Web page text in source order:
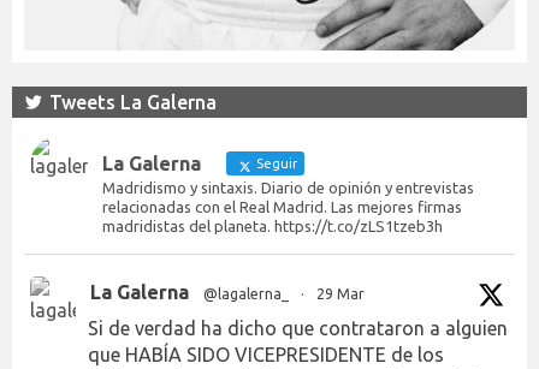
Tweets La Galerna
La Galerna Seguir
Madridismo y sintaxis. Diario de opinión y entrevistas
relacionadas con el Real Madrid. Las mejores firmas
madridistas del planeta. https://t.co/zLS1tzeb3h
La Galerna @lagalerna_ · 29 Mar
Si de verdad ha dicho que contrataron a alguien
que HABÍA SIDO VICEPRESIDENTE de los